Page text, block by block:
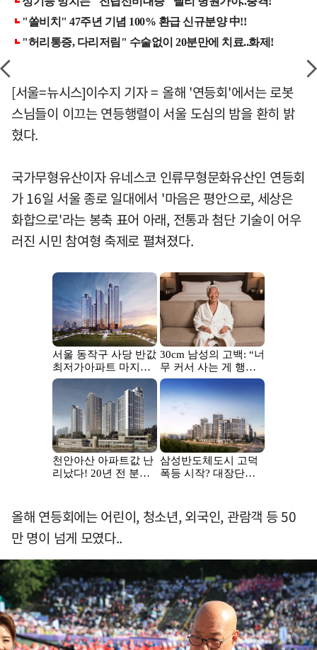
[서울=뉴시스]이수지 기자 = 올해 '연등회'에서는 로봇
스님들이 이끄는 연등행렬이 서울 도심의 밤을 환히 밝
혔다.
국가무형유산이자 유네스코 인류무형문화유산인 연등회
가 16일 서울 종로 일대에서 '마음은 평안으로, 세상은
화합으로'라는 봉축 표어 아래, 전통과 첨단 기술이 어우
러진 시민 참여형 축제로 펼쳐졌다.
올해 연등회에는 어린이, 청소년, 외국인, 관람객 등 50
만 명이 넘게 모였다..